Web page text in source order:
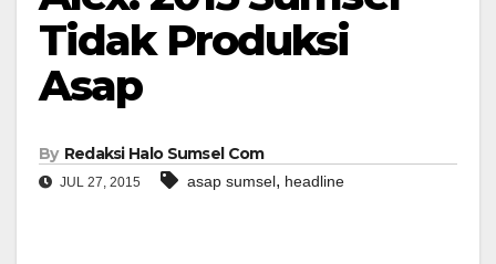
Tidak Produksi
Asap
By Redaksi Halo Sumsel Com
JUL 27, 2015 asap sumsel, headline